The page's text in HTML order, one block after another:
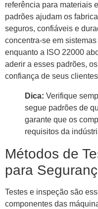
referência para materiais
padrões ajudam os
seguros, confiáveis ​​e
concentra-se em
enquanto a ISO 22000
aderir a esses padrões,
confiança de seus
Dica: Verifique
segue padrões de
garante que os
requisitos da
Métodos de
para
Testes e inspeção são
componentes das